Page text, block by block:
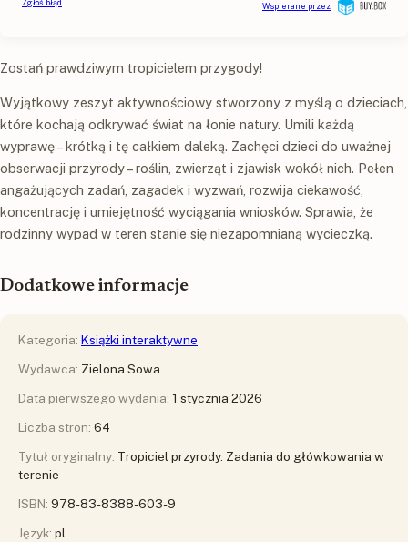
Zostań prawdziwym tropicielem przygody!
Wyjątkowy zeszyt aktywnościowy stworzony z myślą o dzieciach,
które kochają odkrywać świat na łonie natury. Umili każdą
wyprawę – krótką i tę całkiem daleką. Zachęci dzieci do uważnej
obserwacji przyrody – roślin, zwierząt i zjawisk wokół nich. Pełen
angażujących zadań, zagadek i wyzwań, rozwija ciekawość,
koncentrację i umiejętność wyciągania wniosków. Sprawia, że
rodzinny wypad w teren stanie się niezapomnianą wycieczką.
Dodatkowe informacje
Kategoria: Książki interaktywne
Wydawca: Zielona Sowa
Data pierwszego wydania: 1 stycznia 2026
Liczba stron: 64
Tytuł oryginalny: Tropiciel przyrody. Zadania do główkowania w
terenie
ISBN: 978-83-8388-603-9
Język: pl